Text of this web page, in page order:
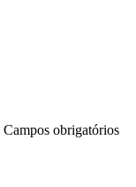
Campos obrigatórios